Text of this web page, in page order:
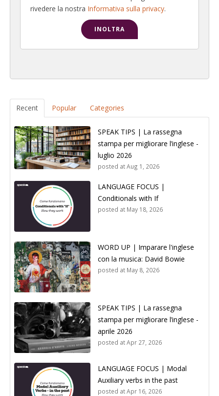
rivedere la nostra Informativa sulla privacy.
Recent Popular Categories
SPEAK TIPS | La rassegna
stampa per migliorare l’inglese -
luglio 2026
posted atAug 1, 2026
LANGUAGE FOCUS |
Conditionals with If
posted at May 18, 2026
WORD UP | Imparare l'inglese
con la musica: David Bowie
posted at May 8, 2026
SPEAK TIPS | La rassegna
stampa per migliorare l’inglese -
aprile 2026
posted atApr 27, 2026
LANGUAGE FOCUS | Modal
Auxiliary verbs in the past
posted atApr 16, 2026